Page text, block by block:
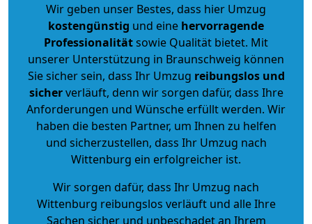
Wir geben unser Bestes, dass hier Umzug
kostengünstig und eine hervorragende
Professionalitätsowie Qualität bietet. Mit
unserer Unterstützung in Braunschweig können
Sie sicher sein, dass Ihr Umzug reibungslos und
sicherverläuft, denn wir sorgen dafür, dass Ihre
Anforderungen und Wünsche erfüllt werden. Wir
haben die besten Partner, um Ihnen zu helfen
und sicherzustellen, dass Ihr Umzug nach
Wittenburg ein erfolgreicher ist.
Wir sorgen dafür, dass Ihr Umzug nach
Wittenburg reibungslos verläuft und alle Ihre
Sachen sicher und unbeschadet an Ihrem